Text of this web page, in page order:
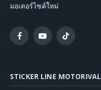
มอเตอร์ไซค์ใหม่
FacebookYouTubeTikTok
STICKER LINE MOTORIVAL